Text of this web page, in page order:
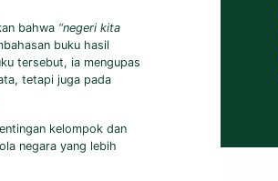
bahwa “negeri kita
buku hasil
tersebut, ia mengupas
tetapi juga pada
kelompok dan
negara yang lebih